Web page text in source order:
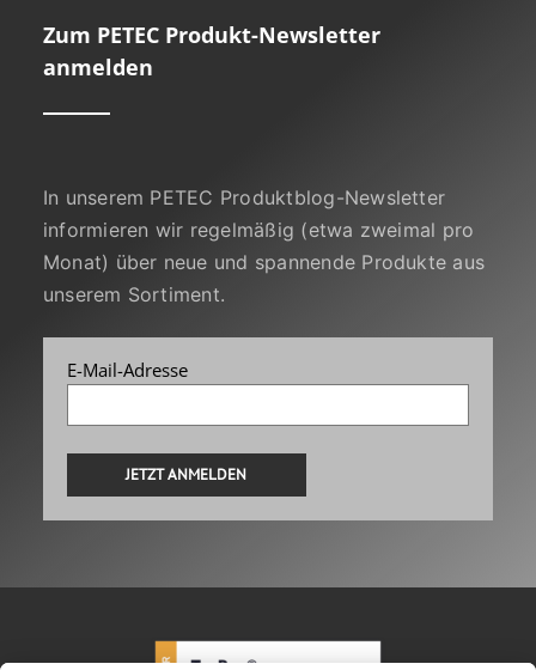
Zum PETEC Produkt-Newsletter
anmelden
In unserem PETEC Produktblog-Newsletter
informieren wir regelmäßig (etwa zweimal pro
Monat) über neue und spannende Produkte aus
unserem Sortiment.
E-Mail-Adresse